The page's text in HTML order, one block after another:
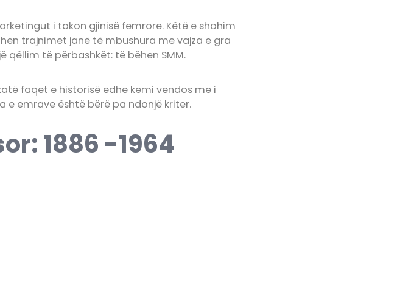
i takon gjinisë femrore. Këtë e shohim
trajnimet janë të mbushura me vajza e gra
qëllim të përbashkët: të bëhen SMM.
faqet e historisë edhe kemi vendos me i
e emrave është bërë pa ndonjë kriter.
1886 -1964